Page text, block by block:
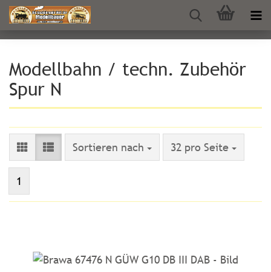
Modellbahn / techn. Zubehör
Spur N
Sortieren nach
Sortieren nach 32 pro Seite
pro Seite
1